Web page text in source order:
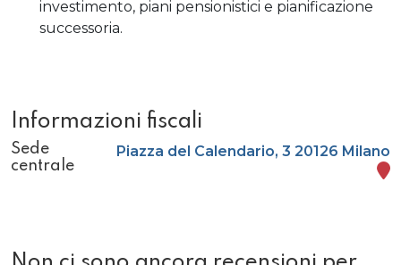
investimento, piani pensionistici e pianificazione
successoria.
Informazioni fiscali
Sede
centrale
Piazza del Calendario, 3 20126 Milano